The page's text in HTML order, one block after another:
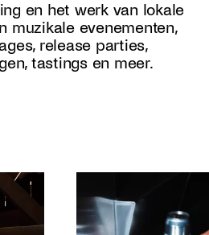
en het werk van lokale
muzikale evenementen,
release parties,
tastings en meer.